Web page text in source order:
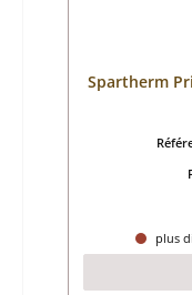
Spartherm
plus